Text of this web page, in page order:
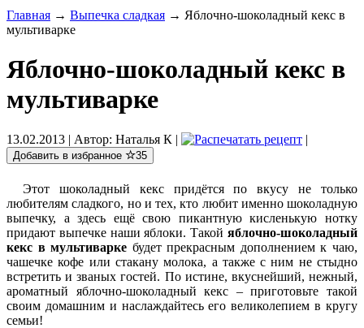
Главная → Выпечка сладкая → Яблочно-шоколадный кекс в
мультиварке
Яблочно-шоколадный кекс в
мультиварке
13.02.2013 | Автор: Наталья К | |
Добавить в избранное 35
Этот шоколадный кекс придётся по вкусу не только
любителям сладкого, но и тех, кто любит именно шоколадную
выпечку, а здесь ещё свою пикантную кисленькую нотку
придают выпечке наши яблоки. Такой яблочно-шоколадный
кекс в мультиварке будет прекрасным дополнением к чаю,
чашечке кофе или стакану молока, а также с ним не стыдно
встретить и званых гостей. По истине, вкуснейший, нежный,
ароматный яблочно-шоколадный кекс – приготовьте такой
своим домашним и наслаждайтесь его великолепием в кругу
семьи!